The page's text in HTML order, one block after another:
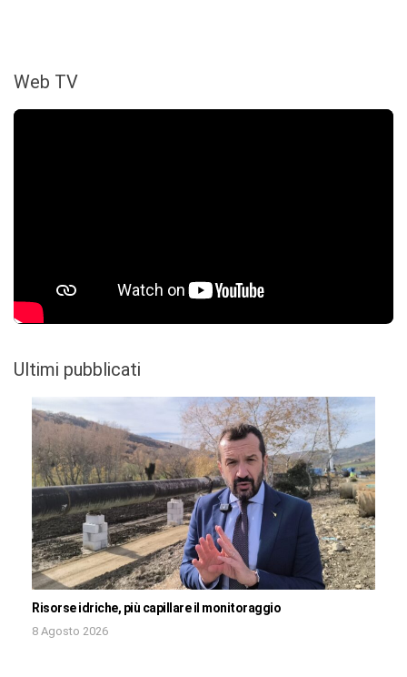
Web TV
Ultimi pubblicati
Risorse idriche, più capillare il monitoraggio
8 Agosto 2026